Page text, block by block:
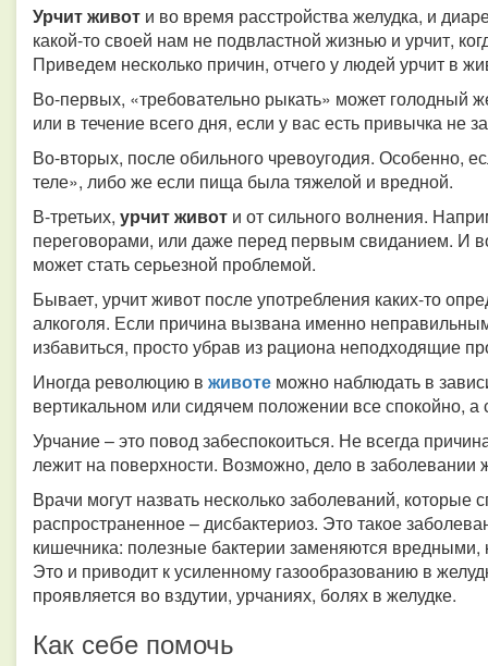
Урчит живот и во время расстройства желудка, и
какой-то своей нам не подвластной жизнью и урчит,
Приведем несколько причин, отчего у людей урчит в
Во-первых, «требовательно рыкать» может голодный
или в течение всего дня, если у вас есть привычка не
Во-вторых, после обильного чревоугодия. Особенно,
теле», либо же если пища была тяжелой и вредной.
В-третьих, урчит живот и от сильного волнения.
переговорами, или даже перед первым свиданием. И
может стать серьезной проблемой.
Бывает, урчит живот после употребления каких-то
алкоголя. Если причина вызвана именно
избавиться, просто убрав из рациона неподходящие
Иногда революцию в животе можно наблюдать в
вертикальном или сидячем положении все спокойно, а
Урчание – это повод забеспокоиться. Не всегда
лежит на поверхности. Возможно, дело в заболевании
Врачи могут назвать несколько заболеваний,
распространенное – дисбактериоз. Это такое
кишечника: полезные бактерии заменяются
Это и приводит к усиленному газообразованию в
проявляется во вздутии, урчаниях, болях в желудке.
Как себе помочь